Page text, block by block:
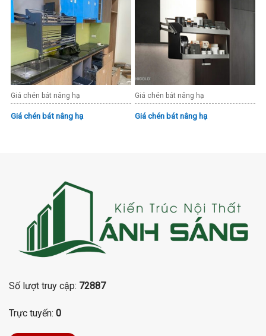
Giá chén bát nâng hạ
Giá chén bát nâng hạ
Giá chén bát nâng hạ
Giá chén bát nâng hạ
Số lượt truy cập: 72887
Trực tuyến: 0